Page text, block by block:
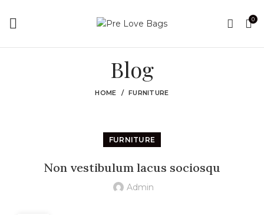
0
Blog
HOME FURNITURE
FURNITURE
Non vestibulum lacus sociosqu
Admin